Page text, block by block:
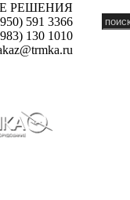
РЕШЕНИЯ
591 3366
130 1010